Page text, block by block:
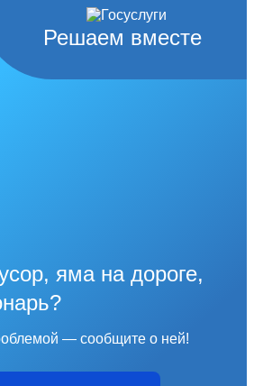
Решаем вместе
яма на дороге,
— сообщите о ней!